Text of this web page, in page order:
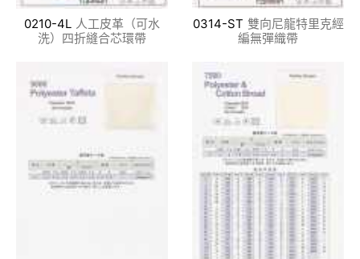
0210-4L 人工皮革（可水
洗）四折縫合芯環帶
0314-ST 雙向尼龍特里克經
編無彈織帶